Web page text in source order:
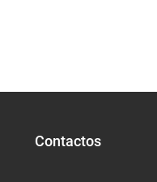
Contactos